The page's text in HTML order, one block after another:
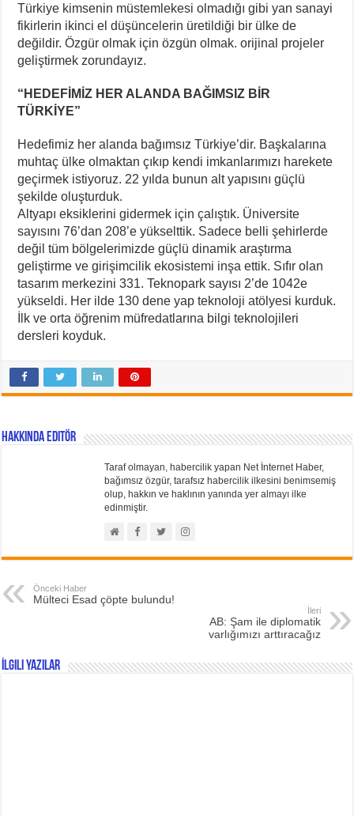
Türkiye kimsenin müstemlekesi olmadığı gibi yan sanayi
fikirlerin ikinci el düşüncelerin üretildiği bir ülke de
değildir. Özgür olmak için özgün olmak. orijinal projeler
geliştirmek zorundayız.
“HEDEFİMİZ HER ALANDA BAĞIMSIZ BİR
TÜRKİYE”
Hedefimiz her alanda bağımsız Türkiye’dir. Başkalarına
muhtaç ülke olmaktan çıkıp kendi imkanlarımızı harekete
geçirmek istiyoruz. 22 yılda bunun alt yapısını güçlü
şekilde oluşturduk.
Altyapı eksiklerini gidermek için çalıştık. Üniversite
sayısını 76’dan 208’e yükselttik. Sadece belli şehirlerde
değil tüm bölgelerimizde güçlü dinamik araştırma
geliştirme ve girişimcilik ekosistemi inşa ettik. Sıfır olan
tasarım merkezini 331. Teknopark sayısı 2’de 1042e
yükseldi. Her ilde 130 dene yap teknoloji atölyesi kurduk.
İlk ve orta öğrenim müfredatlarına bilgi teknolojileri
dersleri koyduk.
Hakkında Editör
Taraf olmayan, habercilik yapan Net İnternet Haber,
bağımsız özgür, tarafsız habercilik ilkesini benimsemiş
olup, hakkın ve haklının yanında yer almayı ilke
edinmiştir.
Önceki Haber
Mülteci Esad çöpte bulundu!
İleri
AB: Şam ile diplomatik
varlığımızı arttıracağız
İlgili Yazılar